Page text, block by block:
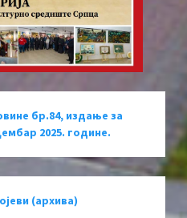
бр.84, издање за
2025. године.
(архива)